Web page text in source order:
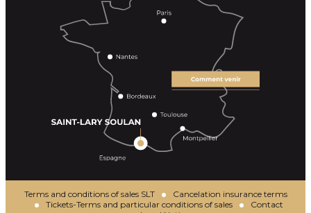
Terms and conditions of sales SLT
Cancelation insurance terms
Tickets-Terms and particular conditions of sales
Contact